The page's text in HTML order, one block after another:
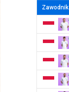
Zawodnik